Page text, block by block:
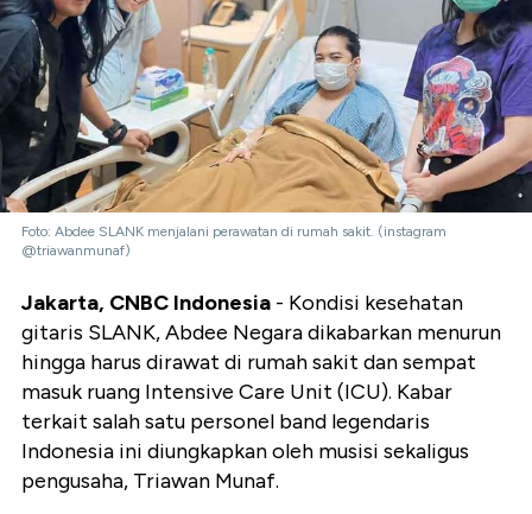
Foto: Abdee SLANK menjalani perawatan di rumah sakit. (instagram
@triawanmunaf)
Jakarta, CNBC Indonesia - Kondisi kesehatan
gitaris SLANK, Abdee Negara dikabarkan menurun
hingga harus dirawat di rumah sakit dan sempat
masuk ruang Intensive Care Unit (ICU). Kabar
terkait salah satu personel band legendaris
Indonesia ini diungkapkan oleh musisi sekaligus
pengusaha, Triawan Munaf.